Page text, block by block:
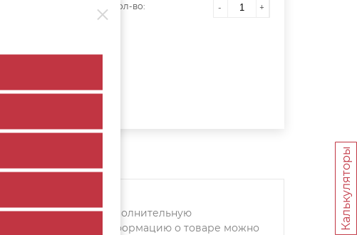
Кол-во: - +
Дополнительную
информацию о товаре можно
Калькуляторы